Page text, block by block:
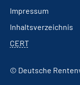
Impressum
Inhaltsverzeichnis
CERT
© Deutsche